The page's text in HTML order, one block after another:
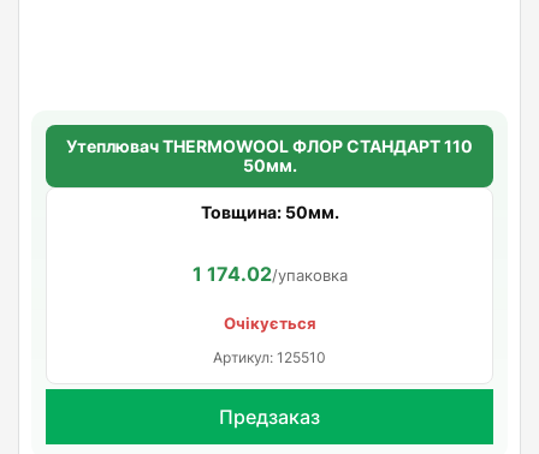
Утеплювач THERMOWOOL ФЛОР СТАНДАРТ 110
50мм.
Товщина: 50мм.
1 174.02/упаковка
Очікується
Артикул: 125510
Предзаказ